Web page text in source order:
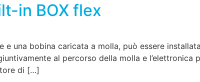
in BOX flex
una bobina caricata a molla, può essere
al percorso della molla e l’elettronica
di […]